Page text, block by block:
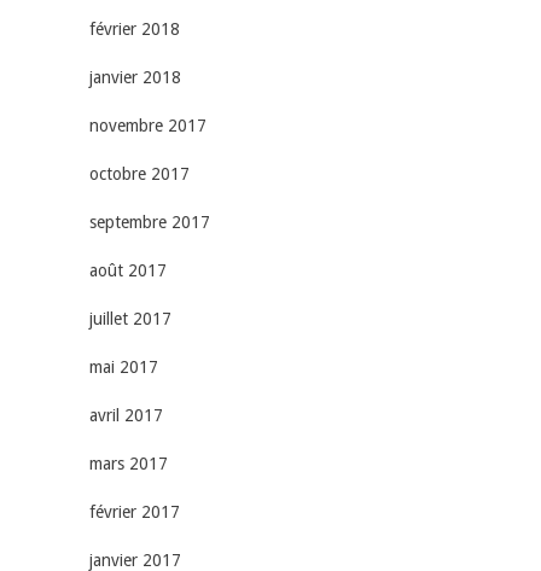
février 2018
janvier 2018
novembre 2017
octobre 2017
septembre 2017
août 2017
juillet 2017
mai 2017
avril 2017
mars 2017
février 2017
janvier 2017